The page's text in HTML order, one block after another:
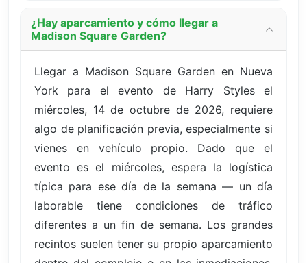
¿Hay aparcamiento y cómo llegar a
Madison Square Garden?
Llegar a Madison Square Garden en Nueva
York para el evento de Harry Styles el
miércoles, 14 de octubre de 2026, requiere
algo de planificación previa, especialmente si
vienes en vehículo propio. Dado que el
evento es el miércoles, espera la logística
típica para ese día de la semana — un día
laborable tiene condiciones de tráfico
diferentes a un fin de semana. Los grandes
recintos suelen tener su propio aparcamiento